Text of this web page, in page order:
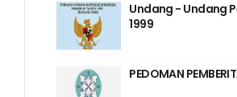
Undang - Undang
1999
PEDOMAN